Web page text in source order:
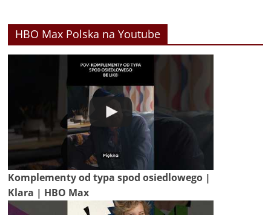
HBO Max Polska na Youtube
Komplementy od typa spod osiedlowego |
Klara | HBO Max